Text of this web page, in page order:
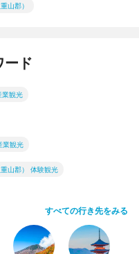
山郡）
ード
業観光
業観光
山郡） 体験観光
すべての行き先をみる